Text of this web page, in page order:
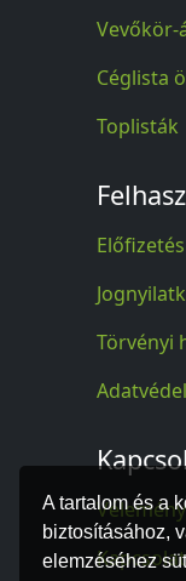
A tartalom és a
biztosításához,
elemzéséhez
Vevőkör-
Céglista
Toplisták
Törvényi
Vélemény
Kapcsolat